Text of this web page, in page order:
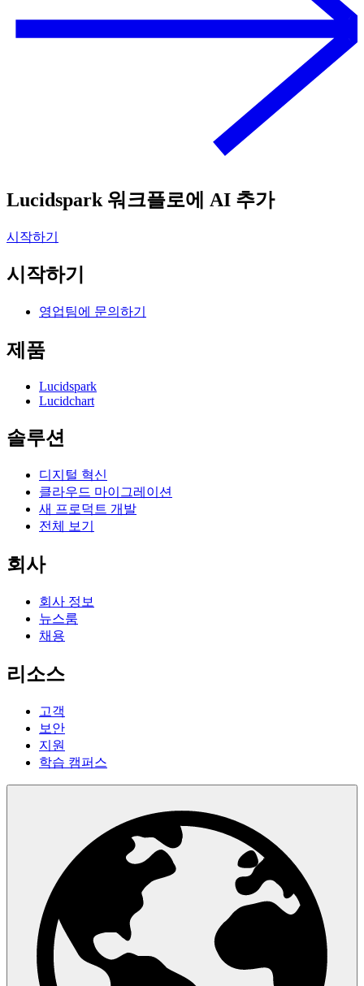
Lucidspark 워크플로에 AI 추가
시작하기
시작하기
영업팀에 문의하기
제품
Lucidspark
Lucidchart
솔루션
디지털 혁신
클라우드 마이그레이션
새 프로덕트 개발
전체 보기
회사
회사 정보
뉴스룸
채용
리소스
고객
보안
지원
학습 캠퍼스